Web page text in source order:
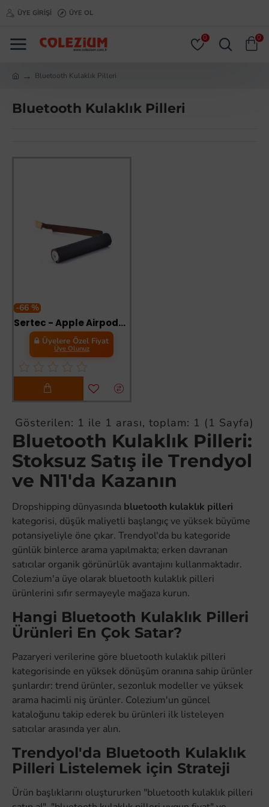
ÜYE GIRIŞI ÜYE OL
0 0
Bluetooth Kulaklık Pilleri
Bluetooth Kulaklık Pilleri
-66 %
Sertec - Apple Airpods 1. ve 2. Nesil Bluetooth Kulaklık Uyumlu 3.7v 25 Mah Batarya
Üyelere Özel Fiyat
Üye Olunuz
Gösterilen: 1 ile 1 arası, toplam: 1 (1 Sayfa)
Bluetooth Kulaklık Pilleri:
Stoksuz Satış ile Trendyol
ve N11'da Kazanın
Dropshipping dünyasında bluetooth kulaklık pilleri
kategorisi, düşük maliyetli başlangıç ve yüksek büyüme
potansiyeliyle öne çıkar. Trendyol'da bu kategoride
günlük binlerce arama yapılmakta; erken davranan
satıcılar organik görünürlük avantajını kullanmaktadır.
Colezium'a üye olarak bluetooth kulaklık pilleri
ürünlerini sıfır sermayeyle mağaza kurun.
Hangi Bluetooth Kulaklık Pilleri
Ürünleri En Çok Satar?
Pazaryeri verilerine göre bluetooth kulaklık pilleri
kategorisinde en yüksek dönüşüm oranına sahip ürünler
şunlardır: trend ürünler, sezonluk modeller ve yüksek
arama hacimli niş ürünler. Colezium'un güncel
kataloğunu takip ederek bu ürünleri ilk listeleyen
satıcılar arasında yer alın.
Trendyol'da Bluetooth Kulaklık
Pilleri Listelemek için Strateji
Ürün başlıklarını oluştururken "bluetooth kulaklık pilleri